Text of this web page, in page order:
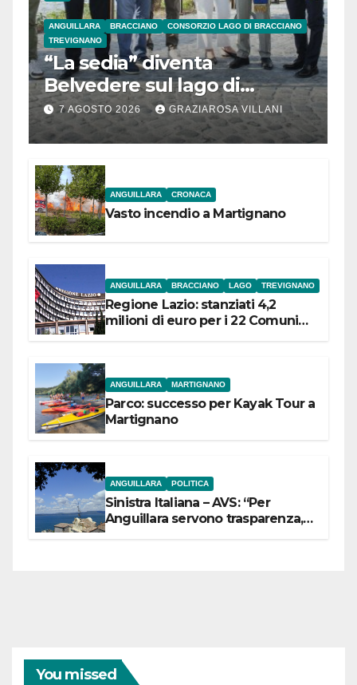
ANGUILLARA BRACCIANO
CONSORZIO LAGO DI BRACCIANO
TREVIGNANO
“La sedia” diventa
Belvedere sul lago di
Bracciano: ieri
l’inaugurazione
7 AGOSTO 2026 GRAZIAROSA VILLANI
ANGUILLARA CRONACA
Vasto incendio a Martignano
ANGUILLARA BRACCIANO LAGO TREVIGNANO
Regione Lazio: stanziati 4,2
milioni di euro per i 22 Comuni
ANGUILLARA MARTIGNANO
Parco: successo per Kayak Tour a
Martignano
ANGUILLARA POLITICA
Sinistra Italiana – AVS: “Per
Anguillara servono trasparenza,
You missed